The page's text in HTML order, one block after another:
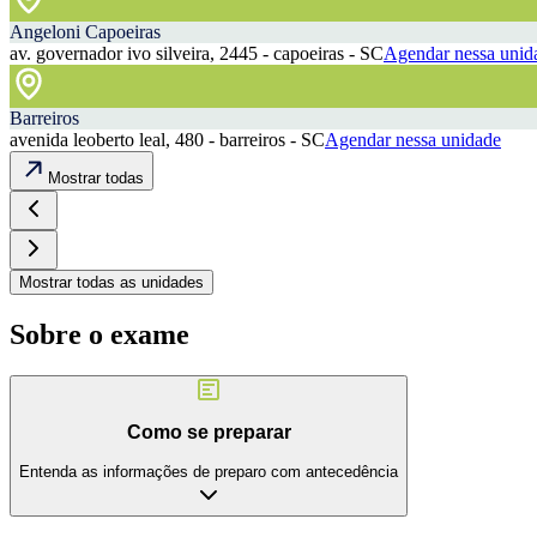
Angeloni Capoeiras
av. governador ivo silveira, 2445 - capoeiras - SCAgendar nessa
Barreiros
avenida leoberto leal, 480 - barreiros - SCAgendar nessa unidade
Mostrar todas
Mostrar todas as unidades
Sobre o exame
Como se preparar
Entenda as informações de preparo com antecedência